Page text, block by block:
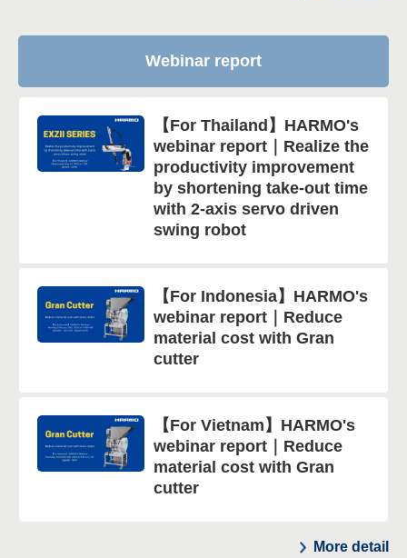
Webinar report
【For Thailand】HARMO's
webinar report｜Realize the
productivity improvement
by shortening take-out time
with 2-axis servo driven
swing robot
【For Indonesia】HARMO's
webinar report｜Reduce
material cost with Gran
cutter
【For Vietnam】HARMO's
webinar report｜Reduce
material cost with Gran
cutter
More detail